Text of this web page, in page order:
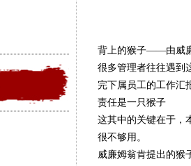
背上的猴子——由威廉
很多管理者往往遇到
完下属员工的工作汇
责任是一只猴子
这其中的关键在于，
很不够用。
威廉姆翁肯提出的猴